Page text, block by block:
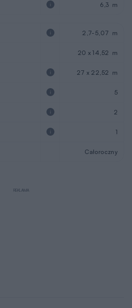
6,3 m
2,7-5,07 m
20 x 14,52 m
27 x 22,52 m
5
2
1
Całoroczny
REKLAMA